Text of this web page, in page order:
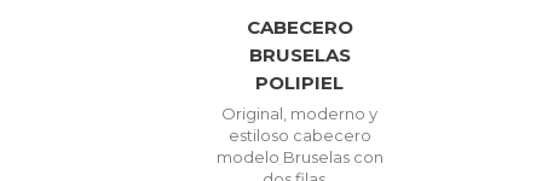
CABECERO
BRUSELAS
POLIPIEL
Original, moderno y
estiloso cabecero
modelo Bruselas con